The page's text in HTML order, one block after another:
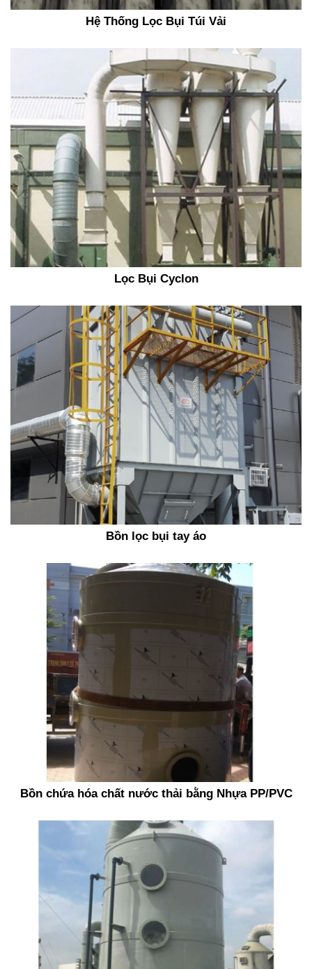
Hệ Thống Lọc Bụi Túi Vải
Lọc Bụi Cyclon
Bồn lọc bụi tay áo
Bồn chứa hóa chất nước thải bằng Nhựa PP/PVC